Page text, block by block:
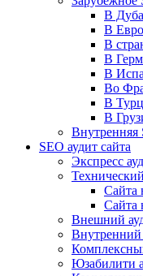
В
В
В
В
В
Во
В
В
Внутренняя
SEO аудит сайта
Экспресс
Сайта
Сайта
Внешний
Внутренний
Юзабилити